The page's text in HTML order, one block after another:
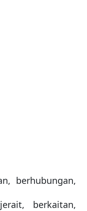
berhubungan,
berkaitan,